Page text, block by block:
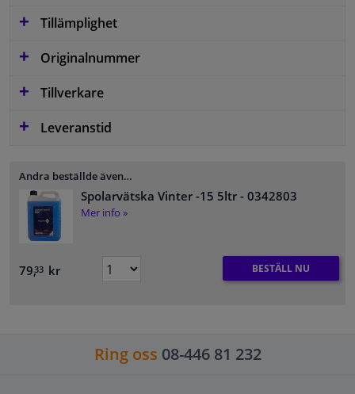
Tillämplighet
Originalnummer
Tillverkare
Leveranstid
Andra beställde även…
Spolarvätska Vinter -15 5ltr - 0342803
Mer info »
79,33 kr BESTÄLL NU
Ring oss 08-446 81 232